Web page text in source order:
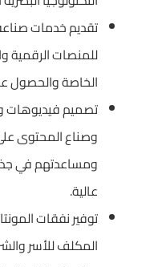
تقديم خدمات
للمنصات الرقمية
الخاصة والحصول
تصميم فيديوهات
وصناع المحتوى
ومساعدتهم في
عالية.
توفير نفقات
المكلف للأسر